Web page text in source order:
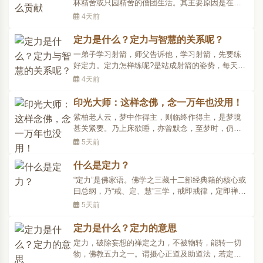
林精舍或只园精舍的僧团生活。其主要原因是在于
精舍的环境与生活条件太好了，他喜欢在露天静
对修习无常、苦、空、无我、不净等观想，比起在
精舍中修更合适。大迦叶不怕口晒夜露，也不惧狂
风暴雨，总喜欢住在..
4天前
定力是什么？定力与智慧的关系呢？
一弟子学习射箭，师父告诉他，学习射箭，先要练
好定力。定力怎样练呢?是站成射箭的姿势，每天站
上3个时辰，等练到纹丝不动时，再来学习射箭。弟
上的定力，要练习射箭，还必须具备心理上的定
力，心理上的定力怎样练呢?师父教他站在高高的危
崖上，站成射箭..
4天前
印光大师：这样念佛，念一万年也没用！
紫柏老人云，梦中作得主，则临终作得主，是梦境
甚关紧要。乃上床欲睡，亦曾默念，至梦时，仍是
纷乱与念佛无关，甚且有吃荤之时，或即觉，或不
境相应，当于日间力求相应。若醒时常相应，梦中
自可相应矣。辑自《印光法师文钞》吠俞大锡居士
问【译文】紫柏老..
5天前
什么是定力？
“定力”是佛家语。佛学之三藏十二部经典籍的核心或
曰总纲，乃“戒、定、慧”三学，戒即戒律，定即禅
定，慧即智慧，修行佛法者须“依戒资定，依定发
中，“定”又为佛法之中枢，有佛学家言：“广义的定不
单指禅定，定学的修持意在培养人之定力。有定..
5天前
定力是什么？定力的意思
定力，破除妄想的禅定之力，不被物转，能转一切
物，佛教五力之一。谓摄心正道及助道法，若定根